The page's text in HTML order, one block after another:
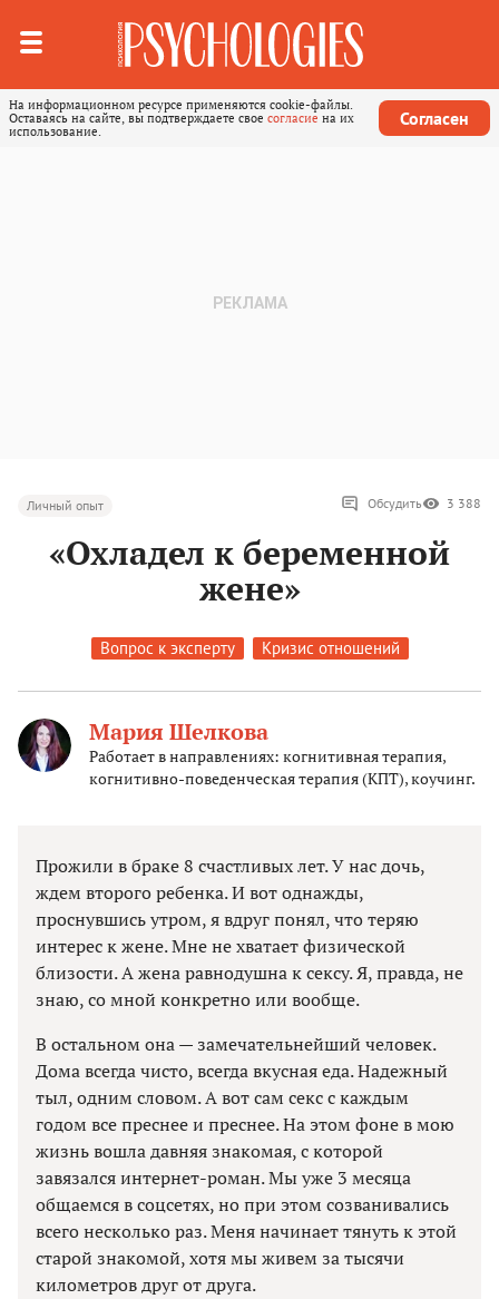
На информационном ресурсе применяются cookie-файлы.
Оставаясь на сайте, вы подтверждаете свое согласие на их
использование.
Согласен
Личный опыт Обсудить 3 388
«Охладел к беременной
жене»
Вопрос к эксперту Кризис отношений
Мария Шелкова
Работает в направлениях: когнитивная терапия,
когнитивно-поведенческая терапия (КПТ), коучинг.
Прожили в браке 8 счастливых лет. У нас дочь,
ждем второго ребенка. И вот однажды,
проснувшись утром, я вдруг понял, что теряю
интерес к жене. Мне не хватает физической
близости. А жена равнодушна к сексу. Я, правда, не
знаю, со мной конкретно или вообще.
В остальном она — замечательнейший человек.
Дома всегда чисто, всегда вкусная еда. Надежный
тыл, одним словом. А вот сам секс с каждым
годом все преснее и преснее. На этом фоне в мою
жизнь вошла давняя знакомая, с которой
завязался интернет-роман. Мы уже 3 месяца
общаемся в соцсетях, но при этом созванивались
всего несколько раз. Меня начинает тянуть к этой
старой знакомой, хотя мы живем за тысячи
километров друг от друга.